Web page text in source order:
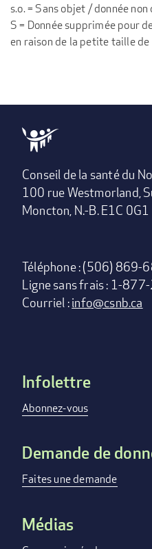
s.o. = Sans objet / donnée
S = Donnée supprimée pour
en raison de la petite taille
Conseil de la santé du
100 rue Westmorland,
Moncton, N.-B. E1C 0G1
Téléphone : (506) 869-
Ligne sans frais : 1-
Courriel :info@csnb.ca
Footer
menu
Infolettre
Abonnez-vous
Demande de
Faites une demande
Médias